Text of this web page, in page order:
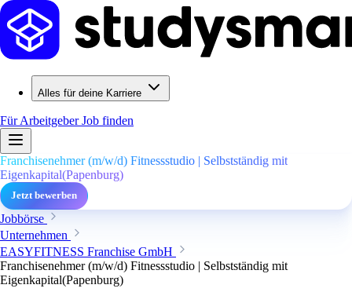
Alles für deine Karriere
Für ArbeitgeberJob finden
Franchisenehmer (m/w/d) Fitnessstudio | Selbstständig mit
Eigenkapital(Papenburg)
Jetzt bewerben
Jobbörse
Unternehmen
EASYFITNESS Franchise GmbH
Franchisenehmer (m/w/d) Fitnessstudio | Selbstständig mit
Eigenkapital(Papenburg)